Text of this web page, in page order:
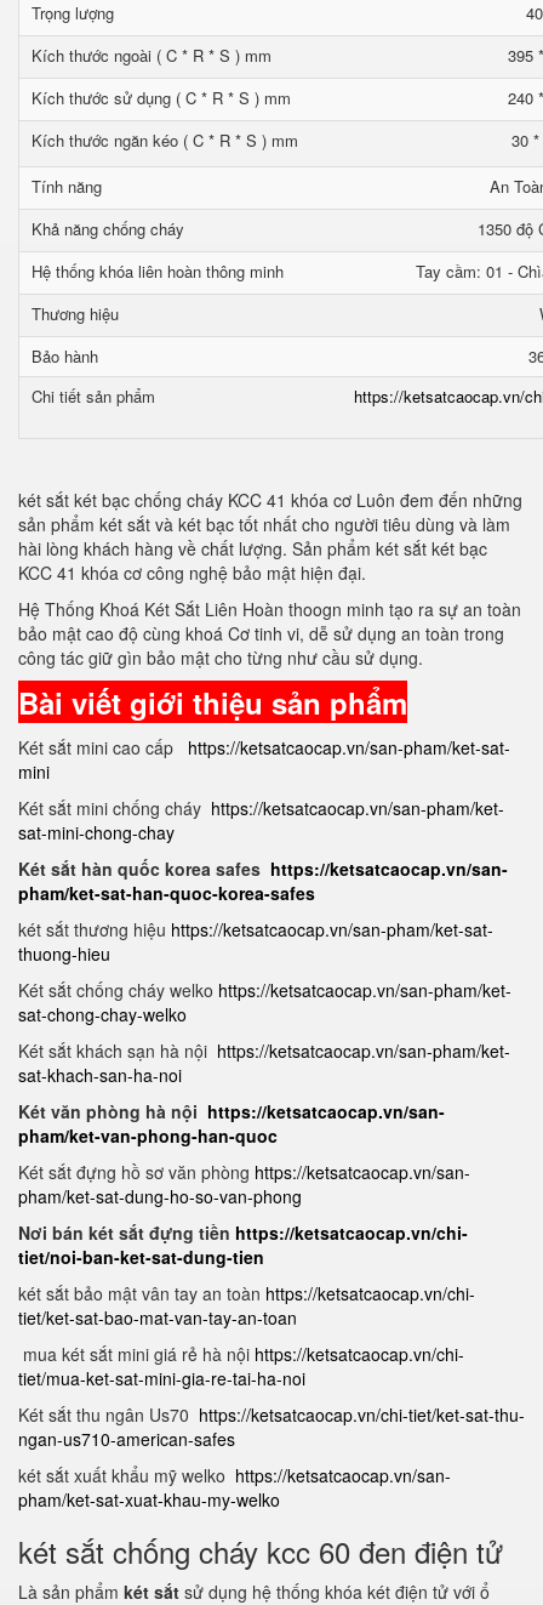
Trọng lượng
Kích thước ngoài ( C * R * S ) mm
395
Kích thước sử dụng ( C * R * S ) mm
240
Kích thước ngăn kéo ( C * R * S ) mm
30
Tính năng
An
Khả năng chống cháy
1350 độ
Hệ thống khóa liên hoàn thông minh
Tay cầm: 01 -
Thương hiệu
Bảo hành
Chi tiết sản phẩm
https://ketsatcaocap.vn/
két sắt két bạc chống cháy KCC 41 khóa cơ Luôn đem đến những
sản phẩm két sắt và két bạc tốt nhất cho người tiêu dùng và làm
hài lòng khách hàng về chất lượng. Sản phẩm két sắt két bạc
KCC 41 khóa cơ công nghệ bảo mật hiện đại.
Hệ Thống Khoá Két Sắt Liên Hoàn thoogn minh tạo ra sự an toàn
bảo mật cao độ cùng khoá Cơ tinh vi, dễ sử dụng an toàn trong
công tác giữ gìn bảo mật cho từng như cầu sử dụng.
Bài viết giới thiệu sản phẩm
Két sắt mini cao cấp https://ketsatcaocap.vn/san-pham/ket-sat-
mini
Két sắt mini chống cháy https://ketsatcaocap.vn/san-pham/ket-
sat-mini-chong-chay
Két sắt hàn quốc korea safes https://ketsatcaocap.vn/san-
pham/ket-sat-han-quoc-korea-safes
két sắt thương hiệu https://ketsatcaocap.vn/san-pham/ket-sat-
thuong-hieu
Két sắt chống cháy welko https://ketsatcaocap.vn/san-pham/ket-
sat-chong-chay-welko
Két sắt khách sạn hà nội https://ketsatcaocap.vn/san-pham/ket-
sat-khach-san-ha-noi
Két văn phòng hà nội https://ketsatcaocap.vn/san-
pham/ket-van-phong-han-quoc
Két sắt đựng hồ sơ văn phòng https://ketsatcaocap.vn/san-
pham/ket-sat-dung-ho-so-van-phong
Nơi bán két sắt đựng tiền https://ketsatcaocap.vn/chi-
tiet/noi-ban-ket-sat-dung-tien
két sắt bảo mật vân tay an toàn https://ketsatcaocap.vn/chi-
tiet/ket-sat-bao-mat-van-tay-an-toan
mua két sắt mini giá rẻ hà nội https://ketsatcaocap.vn/chi-
tiet/mua-ket-sat-mini-gia-re-tai-ha-noi
Két sắt thu ngân Us70 https://ketsatcaocap.vn/chi-tiet/ket-sat-thu-
ngan-us710-american-safes
két sắt xuất khẩu mỹ welko https://ketsatcaocap.vn/san-
pham/ket-sat-xuat-khau-my-welko
két sắt chống cháy kcc 60 đen điện tử
Là sản phẩm két sắt sử dụng hệ thống khóa két điện tử với ổ